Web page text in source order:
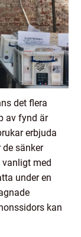
det flera
av fynd är
erbjuda
sänker
med
under en
kan